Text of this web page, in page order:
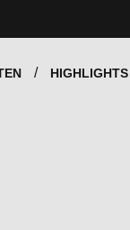
HIGHLIGHTS